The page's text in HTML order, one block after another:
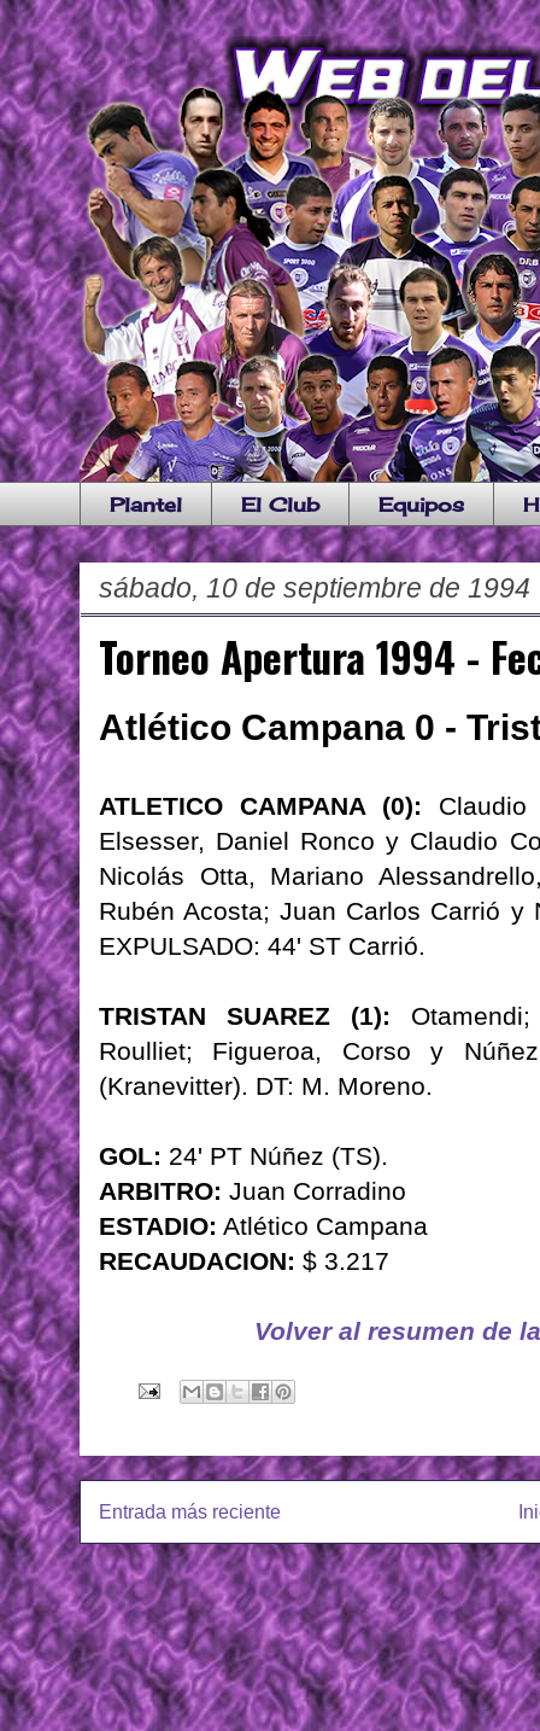
Plantel El Club Equipos
sábado, 10 de septiembre de 1994
Torneo Apertura 1994 -
Atlético Campana 0 -
ATLETICO CAMPANA (0): Claudio
Elsesser, Daniel Ronco y Claudio
Nicolás Otta, Mariano
Rubén Acosta; Juan Carlos Carrió y
EXPULSADO: 44' ST Carrió.
TRISTAN SUAREZ (1):
Roulliet; Figueroa, Corso y
(Kranevitter). DT: M. Moreno.
GOL: 24' PT Núñez (TS).
ARBITRO: Juan Corradino
ESTADIO: Atlético Campana
RECAUDACION: $ 3.217
Volver al resumen de
Entrada más reciente